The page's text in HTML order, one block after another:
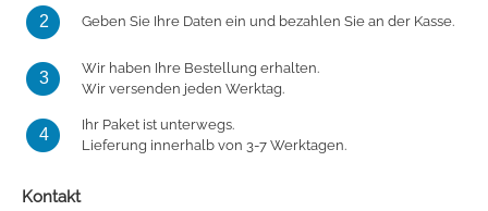
2 Geben Sie Ihre Daten ein und bezahlen Sie an der Kasse.
3
Wir haben Ihre Bestellung erhalten.
Wir versenden jeden Werktag.
4
Ihr Paket ist unterwegs.
Lieferung innerhalb von 3-7 Werktagen.
Kontakt